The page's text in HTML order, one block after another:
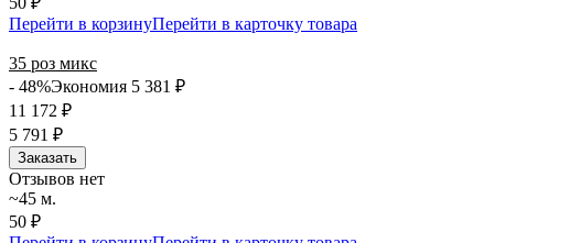
Перейти в корзинуПерейти в карточку товара
35 роз микс
- 48%Экономия 5 381 ₽
11 172 ₽
5 791 ₽
Заказать
Отзывов нет
~45 м.
50 ₽